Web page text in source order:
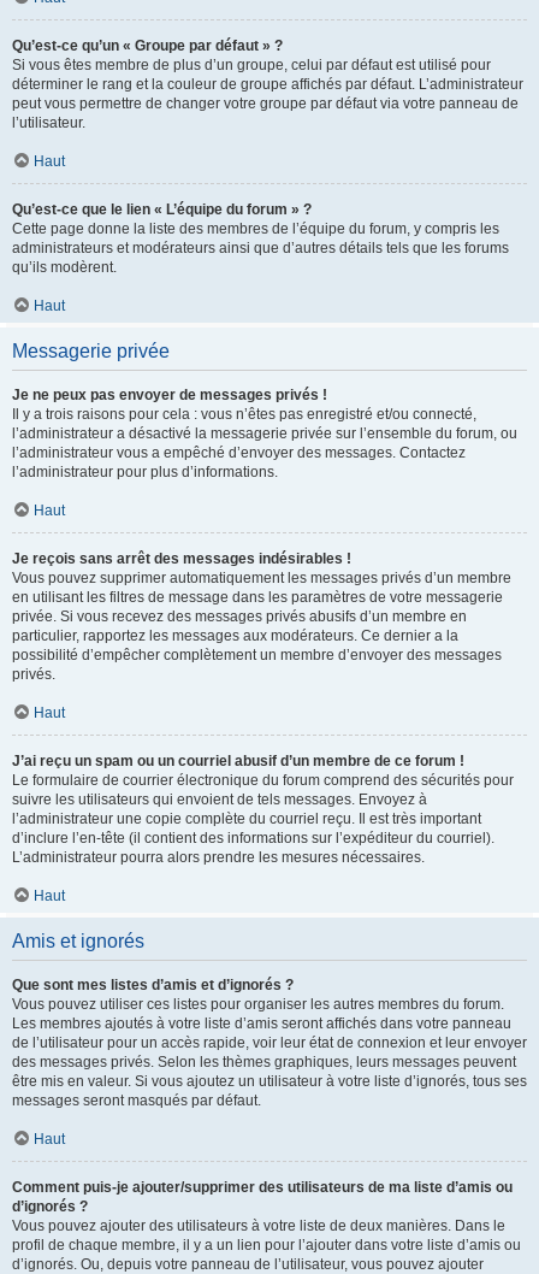
Qu’est-ce qu’un « Groupe par défaut » ?
Si vous êtes membre de plus d’un groupe, celui par défaut est utilisé pour
déterminer le rang et la couleur de groupe affichés par défaut. L’administrateur
peut vous permettre de changer votre groupe par défaut via votre panneau de
l’utilisateur.
Haut
Qu’est-ce que le lien « L’équipe du forum » ?
Cette page donne la liste des membres de l’équipe du forum, y compris les
administrateurs et modérateurs ainsi que d’autres détails tels que les forums
qu’ils modèrent.
Haut
Messagerie privée
Je ne peux pas envoyer de messages privés !
Il y a trois raisons pour cela : vous n’êtes pas enregistré et/ou connecté,
l’administrateur a désactivé la messagerie privée sur l’ensemble du forum, ou
l’administrateur vous a empêché d’envoyer des messages. Contactez
l’administrateur pour plus d’informations.
Haut
Je reçois sans arrêt des messages indésirables !
Vous pouvez supprimer automatiquement les messages privés d’un membre
en utilisant les filtres de message dans les paramètres de votre messagerie
privée. Si vous recevez des messages privés abusifs d’un membre en
particulier, rapportez les messages aux modérateurs. Ce dernier a la
possibilité d’empêcher complètement un membre d’envoyer des messages
privés.
Haut
J’ai reçu un spam ou un courriel abusif d’un membre de ce forum !
Le formulaire de courrier électronique du forum comprend des sécurités pour
suivre les utilisateurs qui envoient de tels messages. Envoyez à
l’administrateur une copie complète du courriel reçu. Il est très important
d’inclure l’en-tête (il contient des informations sur l’expéditeur du courriel).
L’administrateur pourra alors prendre les mesures nécessaires.
Haut
Amis et ignorés
Que sont mes listes d’amis et d’ignorés ?
Vous pouvez utiliser ces listes pour organiser les autres membres du forum.
Les membres ajoutés à votre liste d’amis seront affichés dans votre panneau
de l’utilisateur pour un accès rapide, voir leur état de connexion et leur envoyer
des messages privés. Selon les thèmes graphiques, leurs messages peuvent
être mis en valeur. Si vous ajoutez un utilisateur à votre liste d’ignorés, tous ses
messages seront masqués par défaut.
Haut
Comment puis-je ajouter/supprimer des utilisateurs de ma liste d’amis ou
d’ignorés ?
Vous pouvez ajouter des utilisateurs à votre liste de deux manières. Dans le
profil de chaque membre, il y a un lien pour l’ajouter dans votre liste d’amis ou
d’ignorés. Ou, depuis votre panneau de l’utilisateur, vous pouvez ajouter